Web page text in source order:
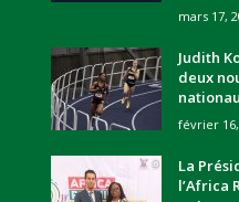
mars 17,
Judith
deux
février 16,
La
l’Africa